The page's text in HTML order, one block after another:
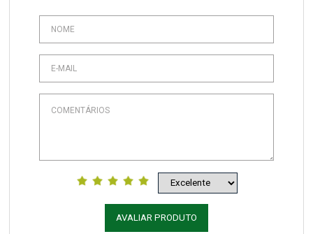
AVALIAR PRODUTO